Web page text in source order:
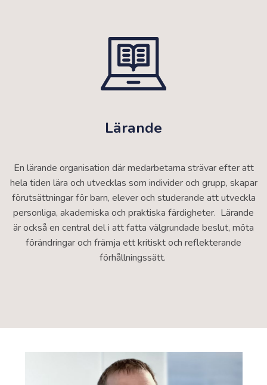
Lärande
En lärande organisation där medarbetarna strävar efter att
hela tiden lära och utvecklas som individer och grupp, skapar
förutsättningar för barn, elever och studerande att utveckla
personliga, akademiska och praktiska färdigheter. Lärande
är också en central del i att fatta välgrundade beslut, möta
förändringar och främja ett kritiskt och reflekterande
förhållningssätt.